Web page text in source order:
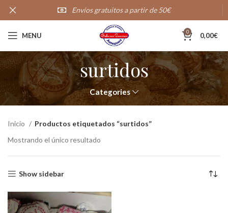
MENU 0 0,00€
surtidos
Categories
Inicio
Productos etiquetados “surtidos”
Mostrando el único resultado
Show sidebar
Envíos gratuitos a partir de 50€
20,000+Clientes satisfechos